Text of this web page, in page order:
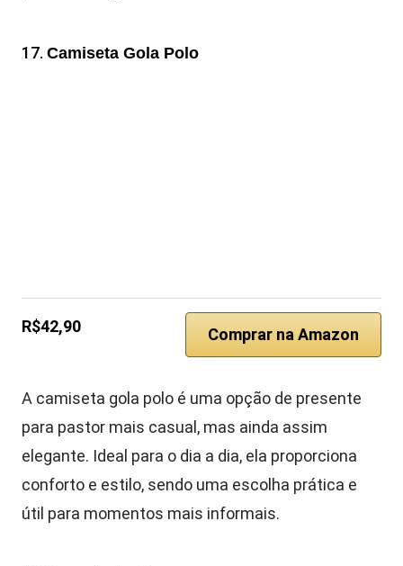
17. Camiseta Gola Polo
R$42,90 Comprar na Amazon
A camiseta gola polo é uma opção de presente
para pastor mais casual, mas ainda assim
elegante. Ideal para o dia a dia, ela proporciona
conforto e estilo, sendo uma escolha prática e
útil para momentos mais informais.